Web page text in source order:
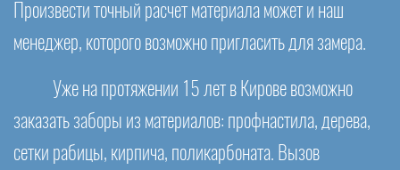
Произвести точный расчет материала может и наш
менеджер, которого возможно пригласить для замера.
Уже на протяжении 15 лет в Кирове возможно
заказать заборы из материалов: профнастила, дерева,
сетки рабицы, кирпича, поликарбоната. Вызов